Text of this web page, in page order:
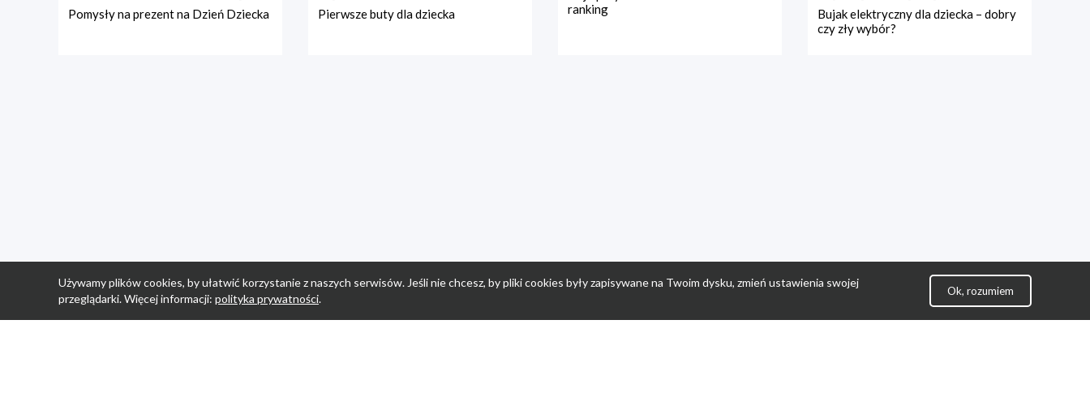
Pomysły na prezent na Dzień Dziecka Pierwsze buty dla dziecka
ranking
Bujak elektryczny dla dziecka – dobry
czy zły wybór?
Używamy plików cookies, by ułatwić korzystanie z naszych serwisów. Jeśli nie chcesz, by pliki cookies były zapisywane na Twoim dysku, zmień ustawienia swojej
przeglądarki. Więcej informacji: polityka prywatności.
Ok, rozumiem